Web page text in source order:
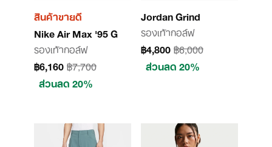
สินค้าขายดี
Nike Air Max '95 G
รองเท้ากอล์ฟ
฿6,160฿7,700
ส่วนลด 20%
Jordan Grind
รองเท้ากอล์ฟ
฿4,800฿6,000
ส่วนลด 20%